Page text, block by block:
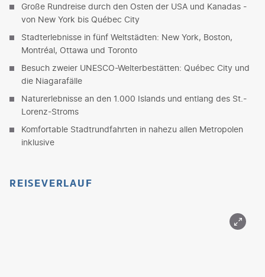
Große Rundreise durch den Osten der USA und Kanadas -
von New York bis Québec City
Stadterlebnisse in fünf Weltstädten: New York, Boston,
Montréal, Ottawa und Toronto
Besuch zweier UNESCO-Welterbestätten: Québec City und
die Niagarafälle
Naturerlebnisse an den 1.000 Islands und entlang des St.-
Lorenz-Stroms
Komfortable Stadtrundfahrten in nahezu allen Metropolen
inklusive
REISEVERLAUF